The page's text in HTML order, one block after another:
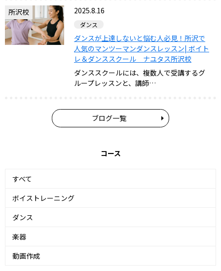
所沢校 2025.8.16
ダンス
ダンスが上達しないと悩む人必見！所沢で
人気のマンツーマンダンスレッスン| ボイト
レ＆ダンススクール ナユタス所沢校
ダンススクールには、複数人で受講するグ
ループレッスンと、講師…
ブログ一覧
コース
すべて
ボイストレーニング
ダンス
楽器
動画作成